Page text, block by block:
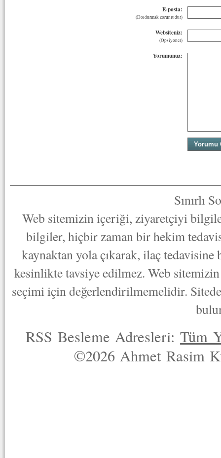
E-posta:
(Doldurmak zorunludur)
Websiteniz:
(Opsiyonel)
Yorumunuz:
Sınırlı
Web sitemizin içeriği, ziyaretçiyi
bilgiler, hiçbir zaman bir hekim
kaynaktan yola çıkarak, ilaç
kesinlikte tavsiye edilmez. Web
seçimi için değerlendirilmemelidir.
RSS Besleme Adresleri:Tüm
©2026 Ahmet Rasim